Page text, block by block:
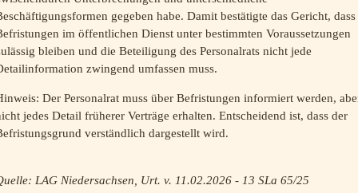
gegeben habe. Damit bestätigte das Gericht, dass
im öffentlichen Dienst unter bestimmten Voraussetzungen
bleiben und die Beteiligung des Personalrats nicht jede
zwingend umfassen muss.
Der Personalrat muss über Befristungen informiert werden,
jedes Detail früherer Verträge erhalten. Entscheidend ist, dass der
verständlich dargestellt wird.
LAG Niedersachsen, Urt. v. 11.02.2026 - 13 SLa 65/25